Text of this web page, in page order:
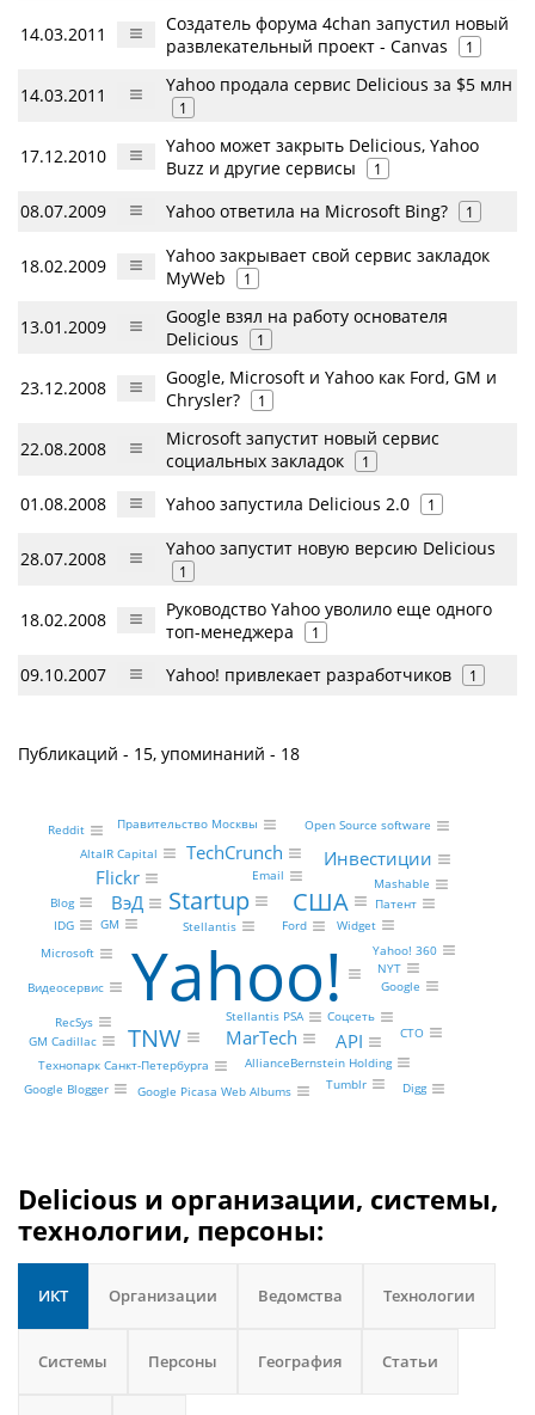
14.03.2011
Создатель форума 4chan запустил новый
развлекательный проект - Canvas
1
14.03.2011 Yahoo продала сервис Delicious за $5 млн
1
17.12.2010
Yahoo может закрыть Delicious, Yahoo
Buzz и другие сервисы
1
08.07.2009 Yahoo ответила на Microsoft Bing? 1
18.02.2009
Yahoo закрывает свой сервис закладок
MyWeb
1
13.01.2009
Google взял на работу основателя
Delicious
1
23.12.2008
Google, Microsoft и Yahoo как Ford, GM и
Chrysler?
1
22.08.2008
Microsoft запустит новый сервис
социальных закладок
1
01.08.2008 Yahoo запустила Delicious 2.0 1
28.07.2008 Yahoo запустит новую версию Delicious
1
18.02.2008
Руководство Yahoo уволило еще одного
топ-менеджера
1
09.10.2007 Yahoo! привлекает разработчиков 1
Публикаций - 15, упоминаний - 18
Yahoo!
США
Startup
TNW MarTech API
Flickr
ВэД
Инвестиции
TechCrunch
Ford
Stellantis
Stellantis PSA
AltaIR Capital
GM
Технопарк Санкт-Петербурга AllianceBernstein Holding
Microsoft
Widget
Open Source software
Соцсеть
Email
Blog
Видеосервис
RecSys
Google
GM Cadillac
Правительство Москвы
Google Blogger Google Picasa Web Albums Tumblr
Yahoo! 360
Патент
CTO
NYT
Mashable
Digg
Reddit
IDG
Delicious и организации, системы,
технологии, персоны:
ИКТ Организации Ведомства Технологии
Системы Персоны География Статьи